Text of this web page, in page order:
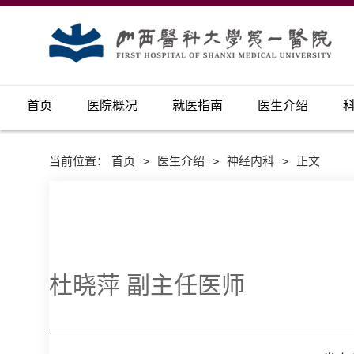
首页 医院概况 就医指南 医生介绍
当前位置： 首页 > 医生介绍 > 神经内科 > 正文
杜晓萍 副主任医师